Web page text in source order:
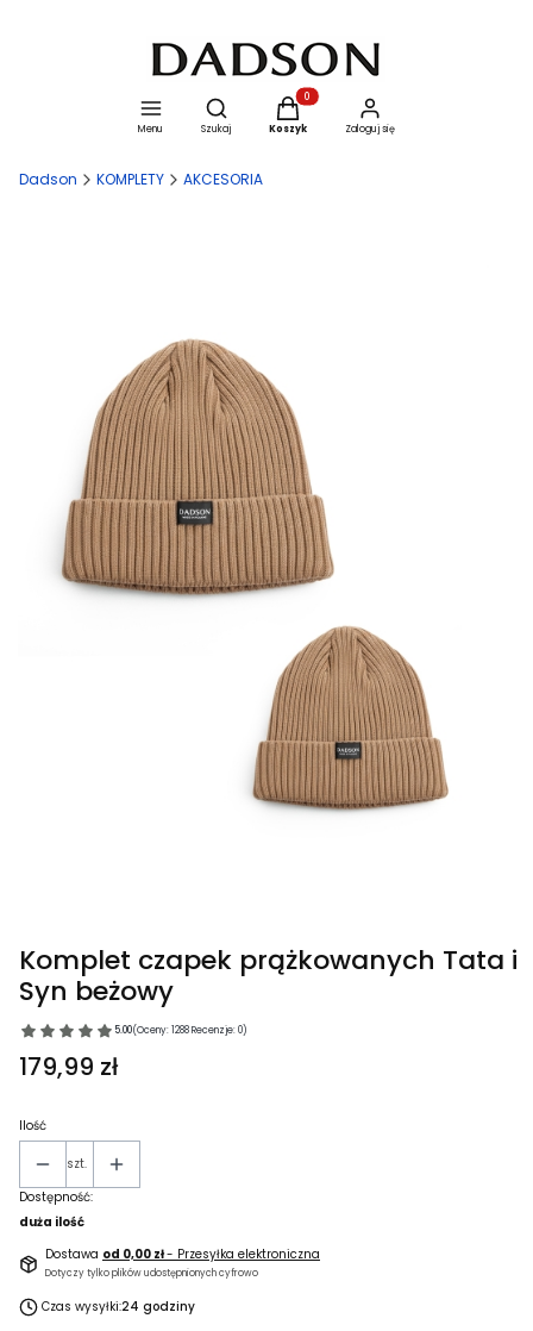
Menu
Otwórz wyszukiwarkę
Szukaj
Produkty w koszyku: 0. Zobacz
Koszyk Zaloguj się
Dadson KOMPLETY AKCESORIA
Komplet czapek prążkowanych Tata i
Syn beżowy
5.00(Oceny: 1288 Recenzje: 0)
Cena
179,99 zł
Ilość
szt.
Dostępność:
duża ilość
Dostawa od 0,00 zł- Przesyłka elektroniczna
Dotyczy tylko plików udostępnionych cyfrowo
Czas wysyłki:24 godziny